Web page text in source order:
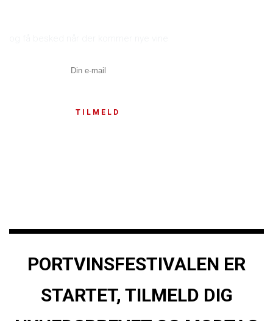
TILMELD
PORTVINSFESTIVALEN ER
STARTET, TILMELD DIG